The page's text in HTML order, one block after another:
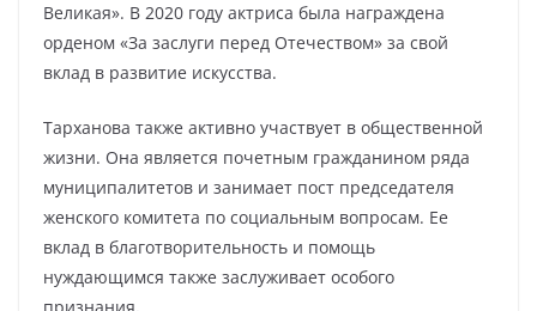
Великая». В 2020 году актриса была награждена
орденом «За заслуги перед Отечеством» за свой
вклад в развитие искусства.
Тарханова также активно участвует в общественной
жизни. Она является почетным гражданином ряда
муниципалитетов и занимает пост председателя
женского комитета по социальным вопросам. Ее
вклад в благотворительность и помощь
нуждающимся также заслуживает особого